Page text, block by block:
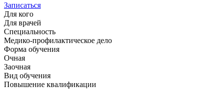
Записаться
Для кого
Для врачей
Специальность
Медико-профилактическое дело
Форма обучения
Очная
Заочная
Вид обучения
Повышение квалификации